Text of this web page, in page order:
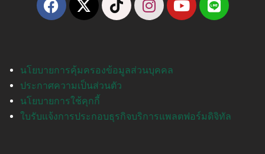
นโยบายการคุ้มครองข้อมูลส่วนบุคคล
ประกาศความเป็นส่วนตัว
นโยบายการใช้คุกกี้
ใบรับแจ้งการประกอบธุรกิจบริการแพลตฟอร์มดิจิทัล